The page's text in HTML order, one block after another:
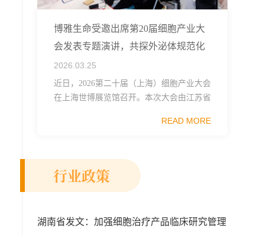
博雅生命受邀出席第20届细胞产业大
会发表专题演讲，共探外泌体规范化
发展
2026.03.25
近日，2026第二十届（上海）细胞产业大会
在上海世博展览馆召开。本次大会由江苏省
促进会细胞医药分会、武汉东湖国家自主创
READ MORE
行业政策
湖南省发文：加强细胞治疗产品临床研究管理